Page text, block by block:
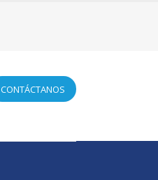
CONTÁCTANOS